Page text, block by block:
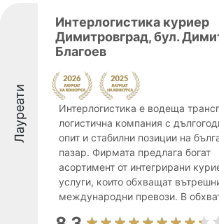
Лауреати
Интерлогистика куриер
Димитровград, бул.
Благоев
Интерлогистика е водеща
логистична компания с
опит и стабилни позиции на
пазар. Фирмата предлага богат
асортимент от интегрирани
услуги, които обхващат
международни превози. В